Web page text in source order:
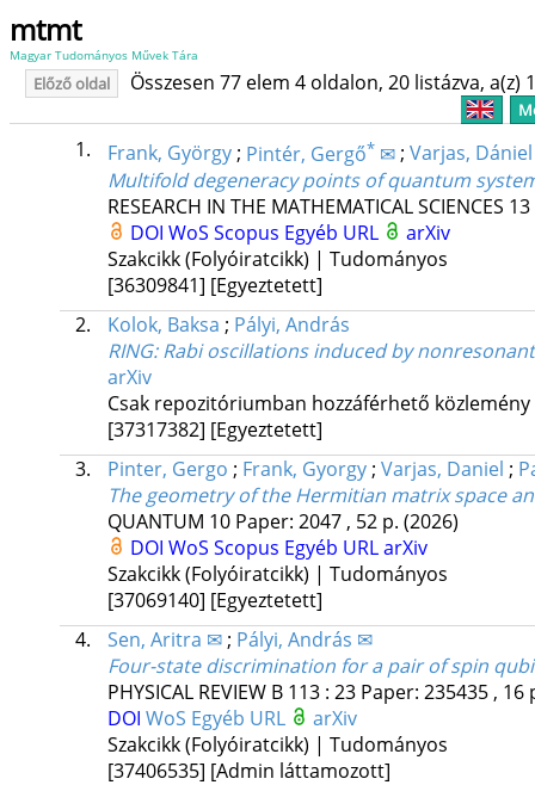
mtmt
Magyar Tudományos Művek Tára
Előző oldal Összesen 77 elem 4 oldalon, 20 listázva, a(z)
1. Frank, György; Pintér, Gergő*✉; Varjas, Dániel
Multifold degeneracy points of quantum
RESEARCH IN THE MATHEMATICAL SCIENCES 13
DOI WoS Scopus Egyéb URL
arXiv
Szakcikk (Folyóiratcikk) | Tudományos
[36309841] [Egyeztetett]
2.
Kolok, Baksa ; Pályi, András
RING: Rabi oscillations induced by
arXiv
Csak repozitóriumban hozzáférhető
[37317382] [Egyeztetett]
3.
Pinter, Gergo ; Frank, Gyorgy ; Varjas, Daniel ;
The geometry of the Hermitian matrix space
QUANTUM 10 Paper: 2047 , 52 p. (2026)
DOI WoS Scopus Egyéb URLarXiv
Szakcikk (Folyóiratcikk) | Tudományos
[37069140] [Egyeztetett]
4.
Sen, Aritra ✉ ; Pályi, András ✉
Four-state discrimination for a pair of spin
PHYSICAL REVIEW B 113: 23 Paper: 235435 , 16
DOI WoS Egyéb URL
arXiv
Szakcikk (Folyóiratcikk) | Tudományos
[37406535] [Admin láttamozott]